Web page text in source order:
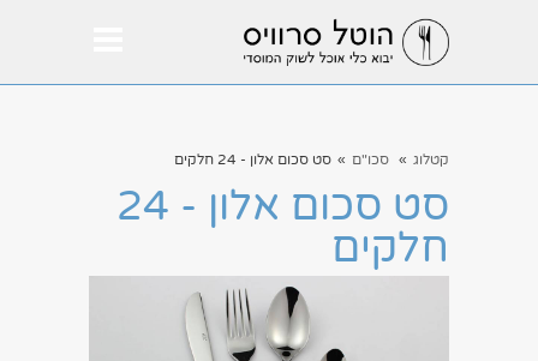
קטלוג » סכו"ם » סט סכום אלון - 24 חלקים
סט סכום אלון - 24
חלקים